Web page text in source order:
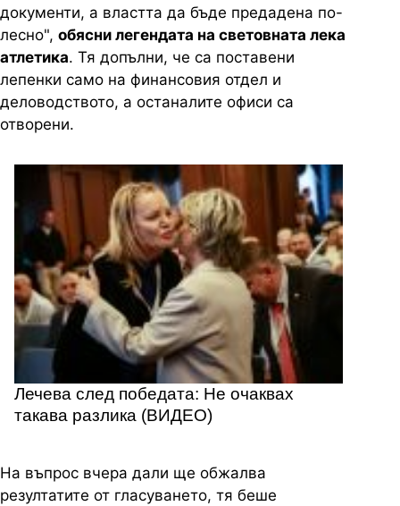
документи, а властта да бъде предадена по-
лесно", обясни легендата на световната лека
атлетика. Тя допълни, че са поставени
лепенки само на финансовия отдел и
деловодството, а останалите офиси са
отворени.
Лечева след победата: Не очаквах
такава разлика (ВИДЕО)
На въпрос вчера дали ще обжалва
резултатите от гласуването, тя беше